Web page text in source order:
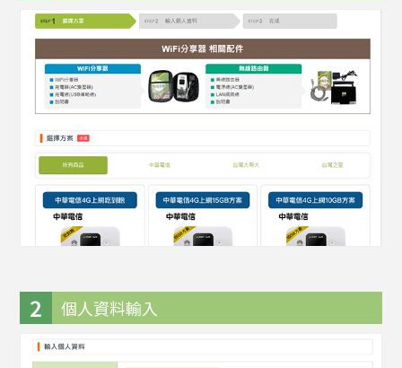
2 個人資料輸入